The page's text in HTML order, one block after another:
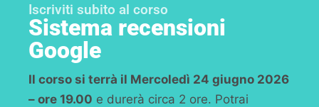
Iscriviti subito al corso
Sistema recensioni
Google
Il corso si terrà il Mercoledì 24 giugno 2026
– ore 19.00 e durerà circa 2 ore. Potrai